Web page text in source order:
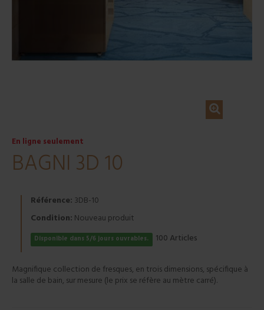
En ligne seulement
BAGNI 3D 10
Référence: 3DB-10
Condition: Nouveau produit
Disponible dans 5/6 jours ouvrables. 100 Articles
Magnifique collection de fresques, en trois dimensions, spécifique à
la salle de bain, sur mesure (le prix se réfère au mètre carré).